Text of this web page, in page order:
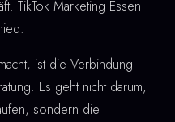
TikTok Marketing Essen
ist die Verbindung
Es geht nicht darum,
sondern die